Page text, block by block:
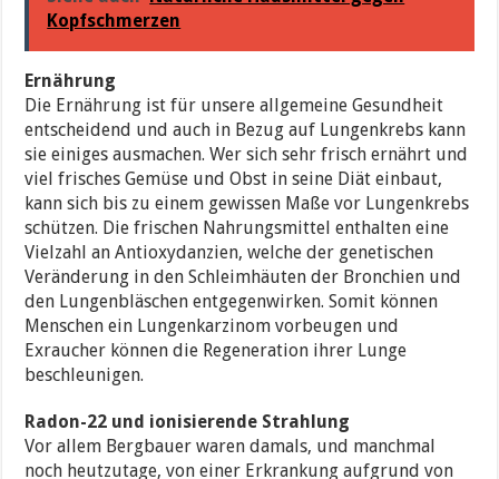
Kopfschmerzen
Ernährung
Die Ernährung ist für unsere allgemeine Gesundheit
entscheidend und auch in Bezug auf Lungenkrebs kann
sie einiges ausmachen. Wer sich sehr frisch ernährt und
viel frisches Gemüse und Obst in seine Diät einbaut,
kann sich bis zu einem gewissen Maße vor Lungenkrebs
schützen. Die frischen Nahrungsmittel enthalten eine
Vielzahl an Antioxydanzien, welche der genetischen
Veränderung in den Schleimhäuten der Bronchien und
den Lungenbläschen entgegenwirken. Somit können
Menschen ein Lungenkarzinom vorbeugen und
Exraucher können die Regeneration ihrer Lunge
beschleunigen.
Radon-22 und ionisierende Strahlung
Vor allem Bergbauer waren damals, und manchmal
noch heutzutage, von einer Erkrankung aufgrund von